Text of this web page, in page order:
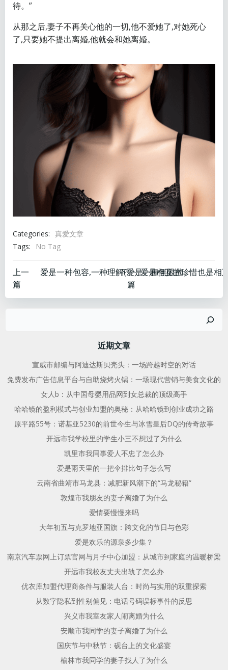
待。”
从那之后,妻子不再关心他的一切,他不爱她了,对她死心
了,只要她不提出离婚,他就会和她离婚。
Categories: 真爱文章
Tags:
No Tag
文
章
上一
篇
爱是一种包容,一种理解(愛是一種無限的包容。)
文
章
航
下一
篇
近期文章
宣威市邮编与阿迪达斯贝壳头：一场跨越时空的对话
免费发布广告信息平台与自助烧烤火锅：一场现代营销与美食文化的
女人b：从中国母婴用品网到女总裁的顶级高手
哈哈镜的盈利模式与创业加盟的奥秘：从哈哈镜到创业成功之路
原平路55号：诺基亚5230的前世今生与冰雪皇后DQ的传奇故事
开远市我学校里的学生小三不想过了为什么
凯里市我同事爱人不忠了怎么办
爱是雨天里的一把伞排比句子怎么写
云南省曲靖市马龙县：减肥新风潮下的“马龙秘籍”
敦煌市我朋友的妻子离婚了为什么
爱情要慢慢来吗
大年初五与克罗地亚国旗：跨文化的节日与色彩
爱是欢乐的源泉多少集？
南京汽车票网上订票官网与月子中心加盟：从城市到家庭的温暖桥梁
开远市我校友丈夫出轨了怎么办
优衣库加盟代理商条件与服装人台：时尚与实用的双重探索
从数字隐私到性别偏见：电话号码误标事件的反思
兴义市我室友家人闹离婚为什么
安顺市我同学的妻子离婚了为什么
国庆节与中秋节：砚台上的文化盛宴
榆林市我同学的妻子找人了为什么